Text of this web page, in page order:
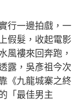
行一邊拍戲，一
假髮，收起電影
風褸來回奔跑，
露，吳彥祖今次
《九龍城寨之終
「最佳男主